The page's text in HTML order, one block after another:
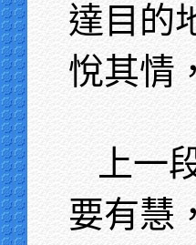
達目的
悅其情
上一
要有慧